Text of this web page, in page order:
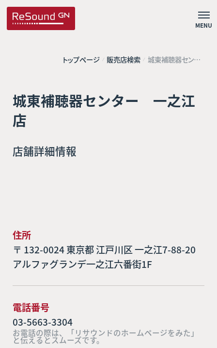
MENU
トップページ 販売店検索 城東補聴器センタ
ー 一之江店
城東補聴器センター 一之江
店
店舗詳細情報
住所
〒 132-0024 東京都 江戸川区 一之江7-88-20
アルファグランデ一之江六番街1F
電話番号
03-5663-3304
お電話の際は、「リサウンドのホームページをみた」
と伝えるとスムーズです。